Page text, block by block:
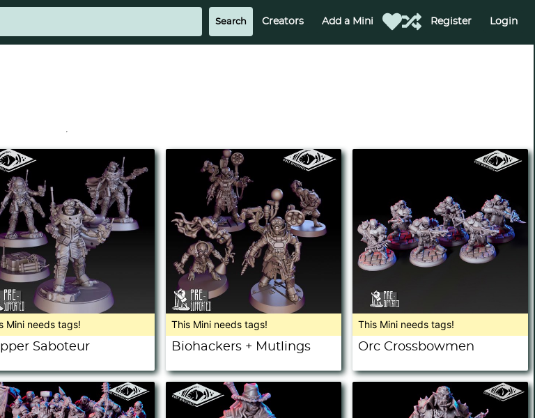
Creators Add a Mini Register Login
Mini needs tags!
Saboteur
This Mini needs tags!
Biohackers + Mutlings
This Mini needs tags!
Orc Crossbowmen